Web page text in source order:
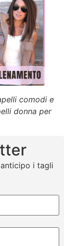
comodi e
donna per
i tagli